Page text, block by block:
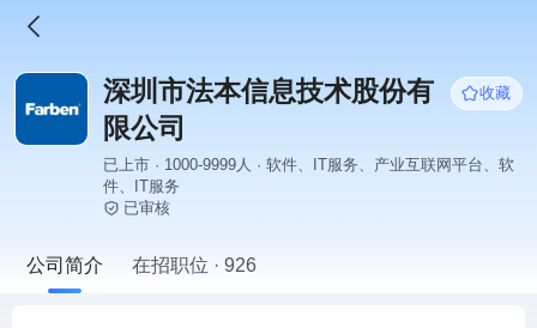
深圳市法本信息技术股份有
限公司
收藏
已上市 · 1000-9999人 · 软件、IT服务、产业互联网平台、软
件、IT服务
已审核
公司简介 在招职位 · 926